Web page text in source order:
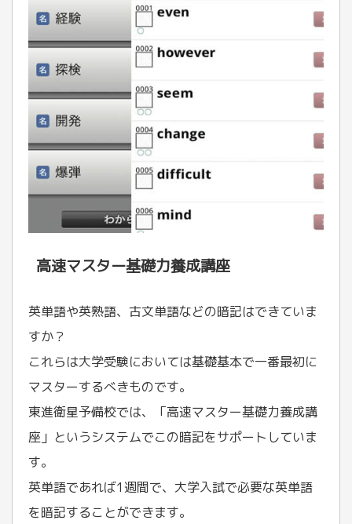
高速マスター基礎力養成講座
英単語や英熟語、古文単語などの暗記はできていま
すか？
これらは大学受験においては基礎基本で一番最初に
マスターするべきものです。
東進衛星予備校では、「高速マスター基礎力養成講
座」というシステムでこの暗記をサポートしていま
す。
英単語であれば1週間で、大学入試で必要な英単語
を暗記することができます。